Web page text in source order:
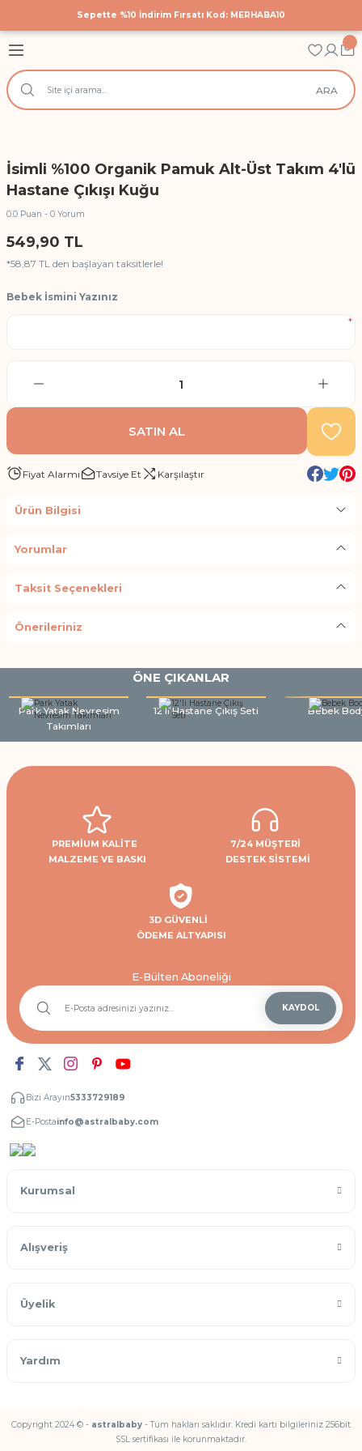
Sepette %10 İndirim Fırsatı Kod: MERHABA10
Geri Dön
Çıkış Seti
Geri Dön
Nevresim Takımları
Nevresim Takımları
Örtüleri
Geri Dön
Bodyler
ARA
İsimli %100 Organik Pamuk Alt-Üst Takım 4'lü
Hastane Çıkışı Kuğu
0.0 Puan - 0 Yorum
549,90 TL
*58,87 TL den başlayan taksitlerle!
Bebek İsmini Yazınız
*
SATIN AL
Fiyat Alarmı Tavsiye Et Karşılaştır
Ürün Bilgisi
Yorumlar
Taksit Seçenekleri
Önerileriniz
ÖNE ÇIKANLAR
Park Yatak Nevresim
Takımları
12'li Hastane Çıkış Seti Bebek
PREMİUM KALİTE
MALZEME VE BASKI
7/24 MÜŞTERİ
DESTEK SİSTEMİ
3D GÜVENLİ
ÖDEME ALTYAPISI
E-Bülten Aboneliği
KAYDOL
Bizi Arayın5333729189
E-Postainfo@astralbaby.com
Kurumsal
Alışveriş
Üyelik
Yardım
Copyright 2024 © - astralbaby - Tüm hakları saklıdır. Kredi kartı bilgileriniz 256bit
SSL sertifikası ile korunmaktadır.